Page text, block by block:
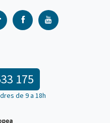
175
de 9 a 18h